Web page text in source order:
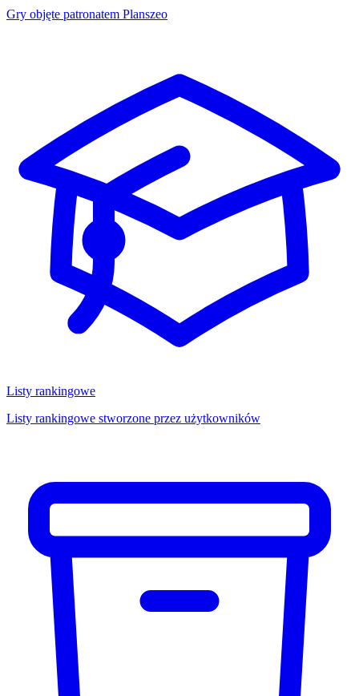
Gry objęte patronatem Planszeo
Listy rankingowe
Listy rankingowe stworzone przez użytkowników